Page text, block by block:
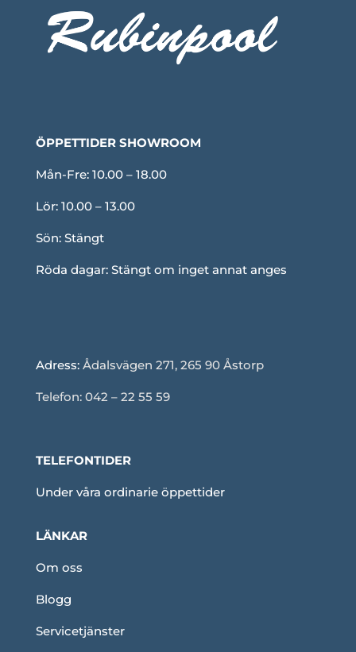
ÖPPETTIDER SHOWROOM
Mån-Fre: 10.00 – 18.00
Lör: 10.00 – 13.00
Sön: Stängt
Röda dagar: Stängt om inget annat anges
Adress: Ådalsvägen 271, 265 90 Åstorp
Telefon: 042 – 22 55 59
TELEFONTIDER
Under våra ordinarie öppettider
LÄNKAR
Om oss
Blogg
Servicetjänster